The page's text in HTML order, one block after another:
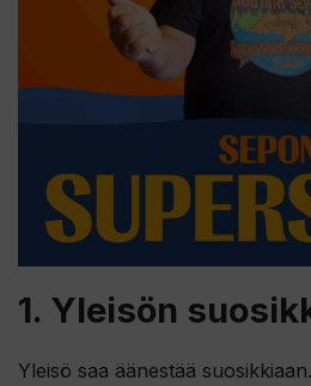
1. Yleisön
Yleisö saa äänestää